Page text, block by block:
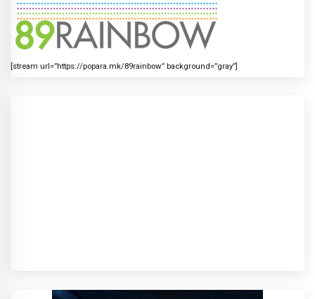
[stream url=”https://popara.mk/89rainbow” background=”gray”]